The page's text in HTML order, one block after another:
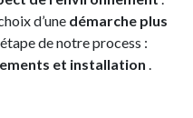
d’une démarche plus
de notre process :
et installation .